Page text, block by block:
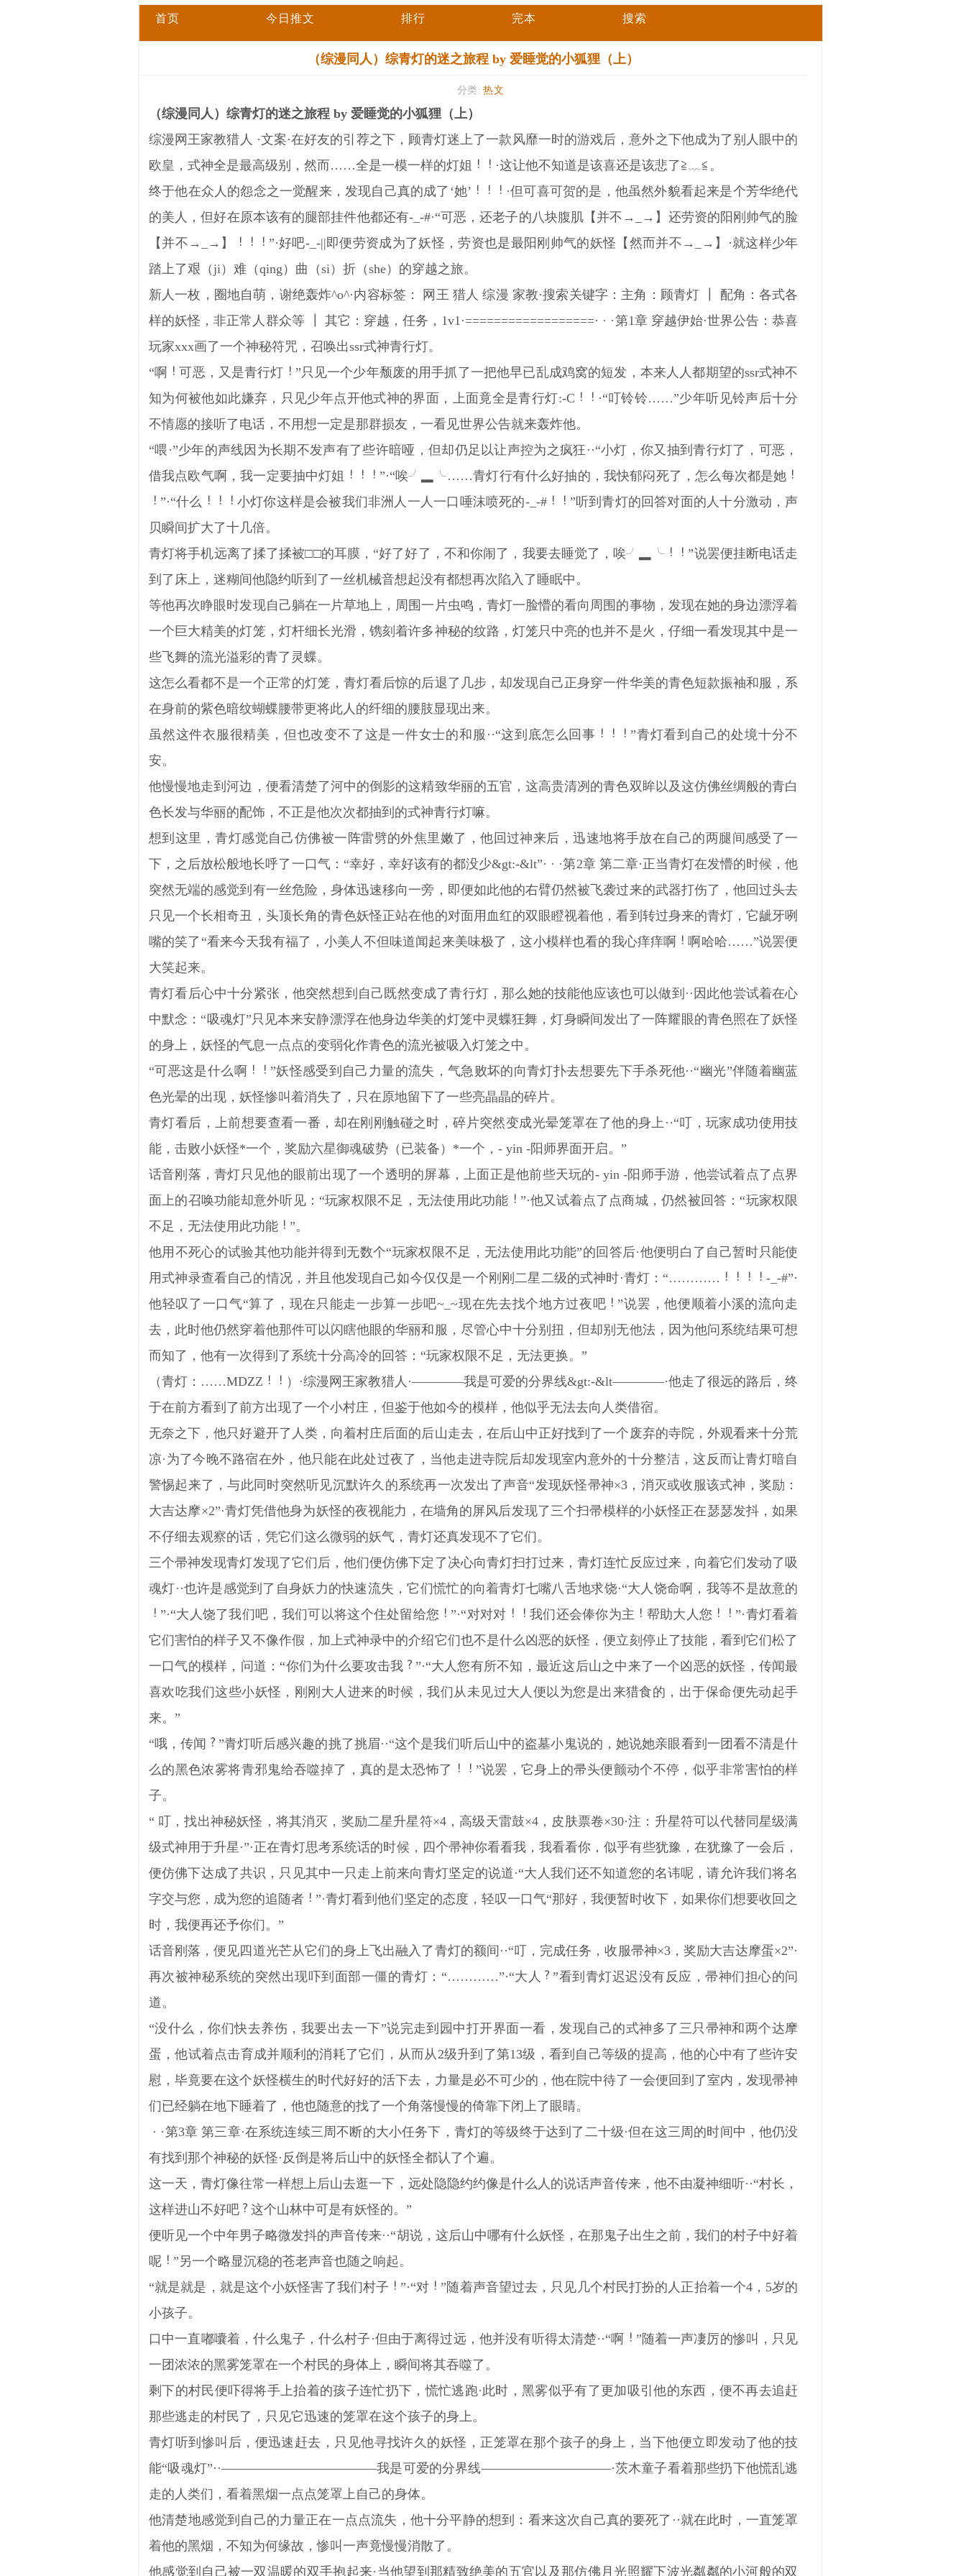
首页 今日推文 排行 完本 搜索
（综漫同人）综青灯的迷之旅程 by 爱睡觉的小狐狸（上）
分类: 热文
（综漫同人）综青灯的迷之旅程 by 爱睡觉的小狐狸（上）
综漫网王家教猎人 ·文案·在好友的引荐之下，顾青灯迷上了一款风靡一时的游戏后，意外之下他成为了别人眼中的
欧皇，式神全是最高级别，然而……全是一模一样的灯姐
·这让他不知道是该喜还是该悲了≧﹏≦。
终于他在众人的怨念之一觉醒来，发现自己真的成了‘她’
·但可喜可贺的是，他虽然外貌看起来是个芳华绝代
的美人，但好在原本该有的腿部挂件他都还有-_-#·“可恶，还老子的八块腹肌【并不→_→】还劳资的阳刚帅气的脸
【并不→_→】
”·好吧-_-||即便劳资成为了妖怪，劳资也是最阳刚帅气的妖怪【然而并不→_→】·就这样少年
踏上了艰（ji）难（qing）曲（si）折（she）的穿越之旅。
新人一枚，圈地自萌，谢绝轰炸^o^·内容标签： 网王 猎人 综漫 家教·搜索关键字：主角：顾青灯 ┃ 配角：各式各
样的妖怪，非正常人群众等 ┃ 其它：穿越，任务，1v1·==================· · ·第1章 穿越伊始·世界公告：恭喜
玩家xxx画了一个神秘符咒，召唤出ssr式神青行灯。
“啊
可恶，又是青行灯
”只见一个少年颓废的用手抓了一把他早已乱成鸡窝的短发，本来人人都期望的ssr式神不
知为何被他如此嫌弃，只见少年点开他式神的界面，上面竟全是青行灯:-C
·“叮铃铃……”少年听见铃声后十分
不情愿的接听了电话，不用想一定是那群损友，一看见世界公告就来轰炸他。
“喂·”少年的声线因为长期不发声有了些许暗哑，但却仍足以让声控为之疯狂··“小灯，你又抽到青行灯了，可恶，
借我点欧气啊，我一定要抽中灯姐
”·“唉╯▂╰……青灯行有什么好抽的，我快郁闷死了，怎么每次都是她
”·“什么
小灯你这样是会被我们非洲人一人一口唾沫喷死的-_-#
”听到青灯的回答对面的人十分激动，声
贝瞬间扩大了十几倍。
青灯将手机远离了揉了揉被□□的耳膜，“好了好了，不和你闹了，我要去睡觉了，唉╯▂╰
”说罢便挂断电话走
到了床上，迷糊间他隐约听到了一丝机械音想起没有都想再次陷入了睡眠中。
等他再次睁眼时发现自己躺在一片草地上，周围一片虫鸣，青灯一脸懵的看向周围的事物，发现在她的身边漂浮着
一个巨大精美的灯笼，灯杆细长光滑，镌刻着许多神秘的纹路，灯笼只中亮的也并不是火，仔细一看发現其中是一
些飞舞的流光溢彩的青了灵蝶。
这怎么看都不是一个正常的灯笼，青灯看后惊的后退了几步，却发现自己正身穿一件华美的青色短款振袖和服，系
在身前的紫色暗纹蝴蝶腰带更将此人的纤细的腰肢显现出来。
虽然这件衣服很精美，但也改变不了这是一件女士的和服··“这到底怎么回事
”青灯看到自己的处境十分不
安。
他慢慢地走到河边，便看清楚了河中的倒影的这精致华丽的五官，这高贵清冽的青色双眸以及这仿佛丝绸般的青白
色长发与华丽的配饰，不正是他次次都抽到的式神青行灯嘛。
想到这里，青灯感觉自己仿佛被一阵雷劈的外焦里嫩了，他回过神来后，迅速地将手放在自己的两腿间感受了一
下，之后放松般地长呼了一口气：“幸好，幸好该有的都没少&gt:-&lt”· · ·第2章 第二章·正当青灯在发懵的时候，他
突然无端的感觉到有一丝危险，身体迅速移向一旁，即便如此他的右臂仍然被飞袭过来的武器打伤了，他回过头去
只见一个长相奇丑，头顶长角的青色妖怪正站在他的对面用血红的双眼瞪视着他，看到转过身来的青灯，它龇牙咧
嘴的笑了“看来今天我有福了，小美人不但味道闻起来美味极了，这小模样也看的我心痒痒啊
啊哈哈……”说罢便
大笑起来。
青灯看后心中十分紧张，他突然想到自己既然变成了青行灯，那么她的技能他应该也可以做到··因此他尝试着在心
中默念：“吸魂灯”只见本来安静漂浮在他身边华美的灯笼中灵蝶狂舞，灯身瞬间发出了一阵耀眼的青色照在了妖怪
的身上，妖怪的气息一点点的变弱化作青色的流光被吸入灯笼之中。
“可恶这是什么啊
”妖怪感受到自己力量的流失，气急败坏的向青灯扑去想要先下手杀死他··“幽光”伴随着幽蓝
色光晕的出现，妖怪惨叫着消失了，只在原地留下了一些亮晶晶的碎片。
青灯看后，上前想要查看一番，却在刚刚触碰之时，碎片突然变成光晕笼罩在了他的身上··“叮，玩家成功使用技
能，击败小妖怪*一个，奖励六星御魂破势（已装备）*一个，- yin -阳师界面开启。”
话音刚落，青灯只见他的眼前出现了一个透明的屏幕，上面正是他前些天玩的- yin -阳师手游，他尝试着点了点界
面上的召唤功能却意外听见：“玩家权限不足，无法使用此功能
”·他又试着点了点商城，仍然被回答：“玩家权限
不足，无法使用此功能
”。
他用不死心的试验其他功能并得到无数个“玩家权限不足，无法使用此功能”的回答后·他便明白了自己暂时只能使
用式神录查看自己的情况，并且他发现自己如今仅仅是一个刚刚二星二级的式神时·青灯：“…………
-_-#”·
他轻叹了一口气“算了，现在只能走一步算一步吧~_~现在先去找个地方过夜吧
”说罢，他便顺着小溪的流向走
去，此时他仍然穿着他那件可以闪瞎他眼的华丽和服，尽管心中十分别扭，但却别无他法，因为他问系统结果可想
而知了，他有一次得到了系统十分高冷的回答：“玩家权限不足，无法更换。”
（青灯：……MDZZ
）·综漫网王家教猎人·――――我是可爱的分界线&gt:-&lt――――·他走了很远的路后，终
于在前方看到了前方出现了一个小村庄，但鉴于他如今的模样，他似乎无法去向人类借宿。
无奈之下，他只好避开了人类，向着村庄后面的后山走去，在后山中正好找到了一个废弃的寺院，外观看来十分荒
凉·为了今晚不路宿在外，他只能在此处过夜了，当他走进寺院后却发现室内意外的十分整洁，这反而让青灯暗自
警惕起来了，与此同时突然听见沉默许久的系统再一次发出了声音“发现妖怪帚神×3，消灭或收服该式神，奖励：
大吉达摩×2”·青灯凭借他身为妖怪的夜视能力，在墙角的屏风后发现了三个扫帚模样的小妖怪正在瑟瑟发抖，如果
不仔细去观察的话，凭它们这么微弱的妖气，青灯还真发现不了它们。
三个帚神发现青灯发现了它们后，他们便仿佛下定了决心向青灯扫打过来，青灯连忙反应过来，向着它们发动了吸
魂灯··也许是感觉到了自身妖力的快速流失，它们慌忙的向着青灯七嘴八舌地求饶·“大人饶命啊，我等不是故意的
”·“大人饶了我们吧，我们可以将这个住处留给您
”·“对对对 我们还会俸你为主 帮助大人您
”·青灯看着
它们害怕的样子又不像作假，加上式神录中的介绍它们也不是什么凶恶的妖怪，便立刻停止了技能，看到它们松了
一口气的模样，问道：“你们为什么要攻击我
”·“大人您有所不知，最近这后山之中来了一个凶恶的妖怪，传闻最
喜欢吃我们这些小妖怪，刚刚大人进来的时候，我们从未见过大人便以为您是出来猎食的，出于保命便先动起手
来。”
“哦，传闻
”青灯听后感兴趣的挑了挑眉··“这个是我们听后山中的盗墓小鬼说的，她说她亲眼看到一团看不清是什
么的黑色浓雾将青邪鬼给吞噬掉了，真的是太恐怖了
”说罢，它身上的帚头便颤动个不停，似乎非常害怕的样
子。
“ 叮，找出神秘妖怪，将其消灭，奖励二星升星符×4，高级天雷鼓×4，皮肤票卷×30·注：升星符可以代替同星级满
级式神用于升星·”·正在青灯思考系统话的时候，四个帚神你看看我，我看看你，似乎有些犹豫，在犹豫了一会后，
便仿佛下达成了共识，只见其中一只走上前来向青灯坚定的说道·“大人我们还不知道您的名讳呢，请允许我们将名
字交与您，成为您的追随者
”·青灯看到他们坚定的态度，轻叹一口气“那好，我便暂时收下，如果你们想要收回之
时，我便再还予你们。”
话音刚落，便见四道光芒从它们的身上飞出融入了青灯的额间··“叮，完成任务，收服帚神×3，奖励大吉达摩蛋×2”·
再次被神秘系统的突然出现吓到面部一僵的青灯：“…………”·“大人
”看到青灯迟迟没有反应，帚神们担心的问
道。
“没什么，你们快去养伤，我要出去一下”说完走到园中打开界面一看，发现自己的式神多了三只帚神和两个达摩
蛋，他试着点击育成并顺利的消耗了它们，从而从2级升到了第13级，看到自己等级的提高，他的心中有了些许安
慰，毕竟要在这个妖怪横生的时代好好的活下去，力量是必不可少的，他在院中待了一会便回到了室内，发现帚神
们已经躺在地下睡着了，他也随意的找了一个角落慢慢的倚靠下闭上了眼睛。
· ·第3章 第三章·在系统连续三周不断的大小任务下，青灯的等级终于达到了二十级·但在这三周的时间中，他仍没
有找到那个神秘的妖怪·反倒是将后山中的妖怪全都认了个遍。
这一天，青灯像往常一样想上后山去逛一下，远处隐隐约约像是什么人的说话声音传来，他不由凝神细听··“村长，
这样进山不好吧
这个山林中可是有妖怪的。”
便听见一个中年男子略微发抖的声音传来··“胡说，这后山中哪有什么妖怪，在那鬼子出生之前，我们的村子中好着
呢
”另一个略显沉稳的苍老声音也随之响起。
“就是就是，就是这个小妖怪害了我们村子
”·“对
”随着声音望过去，只见几个村民打扮的人正抬着一个4，5岁的
小孩子。
口中一直嘟囔着，什么鬼子，什么村子·但由于离得过远，他并没有听得太清楚··“啊
”随着一声凄厉的惨叫，只见
一团浓浓的黑雾笼罩在一个村民的身体上，瞬间将其吞噬了。
剩下的村民便吓得将手上抬着的孩子连忙扔下，慌忙逃跑·此时，黑雾似乎有了更加吸引他的东西，便不再去追赶
那些逃走的村民了，只见它迅速的笼罩在这个孩子的身上。
青灯听到惨叫后，便迅速赶去，只见他寻找许久的妖怪，正笼罩在那个孩子的身上，当下他便立即发动了他的技
能“吸魂灯”··――――――――――――我是可爱的分界线――――――――――·茨木童子看着那些扔下他慌乱逃
走的人类们，看着黑烟一点点笼罩上自己的身体。
他清楚地感觉到自己的力量正在一点点流失，他十分平静的想到：看来这次自己真的要死了··就在此时，一直笼罩
着他的黑烟，不知为何缘故，惨叫一声竟慢慢消散了。
他感觉到自己被一双温暖的双手抱起来·当他望到那精致绝美的五官以及那仿佛月光照耀下波光粼粼的小河般的双